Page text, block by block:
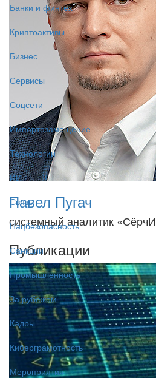
Банки и финтех
Криптоактивы
Бизнес
Сервисы
Соцсети
Импортозамещение
Технологии
ИИ
Связь
Нацбезопасность
Санкции
Промышленность
За рубежом
Кадры
Киберграмотность
Мероприятия
Павел Пугач
системный аналитик
Публикации